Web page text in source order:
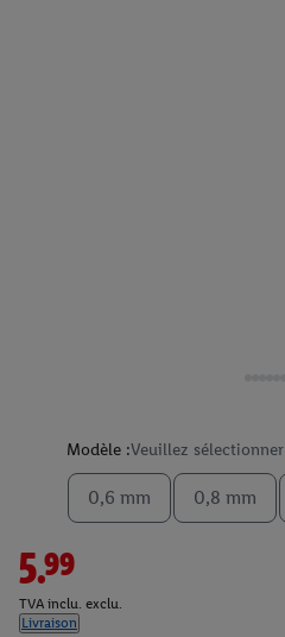
Modèle :Veuillez sélectionner
0,6 mm 0,8 mm
5.99
TVA inclu. exclu.
Livraison